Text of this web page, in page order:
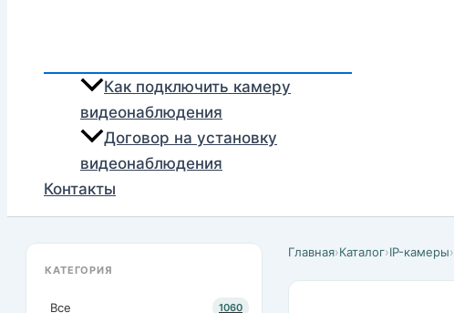
Как подключить камеру
видеонаблюдения
Договор на установку
видеонаблюдения
Контакты
КАТЕГОРИЯ
Все 1060
Главная›Каталог›IP-камеры›